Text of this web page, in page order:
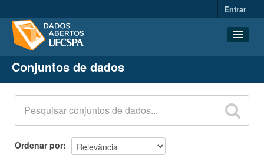
Entrar
Conjuntos de dados
Organizações
Grupos
Sobre
Conjuntos de dados
Ordenar por